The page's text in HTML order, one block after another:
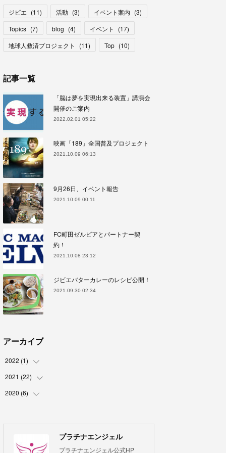
ジビエ (11) 活動 (3) イベント案内 (3)
Topics (7) blog (4) イベント (17)
地球人救済プロジェクト
(11) Top (10)
記事一覧
「脳は夢を実現出来る装置」講演会
開催のご案内
2022.02.01 05:22
映画「189」全国普及プロジェクト
2021.10.09 06:13
9月26日、イベント報告
2021.10.09 00:11
FC町田ゼルビアとパートナー契
約！
2021.10.08 23:12
ジビエバターカレーのレシピ公開！
2021.09.30 02:34
アーカイブ
2022 (1)
(1
2021 (22)
(
)
2020 (6)
プラチナエンジェル
プラチナエンジェル公式HP